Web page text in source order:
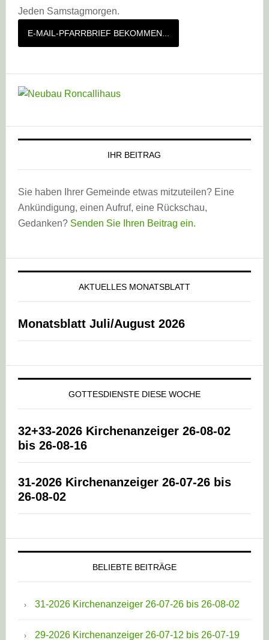
Jeden Samstagmorgen.
E-MAIL-PFARRBRIEF BEKOMMEN...
IHR BEITRAG
Sie haben Ihrer Gemeinde etwas mitzuteilen? Eine
Ankündigung, einen Aufruf, eine Rückschau,
Gedanken? Senden Sie Ihren Beitrag ein.
AKTUELLES MONATSBLATT
Monatsblatt Juli/August 2026
GOTTESDIENSTE DIESE WOCHE
32+33-2026 Kirchenanzeiger 26-08-02
bis 26-08-16
31-2026 Kirchenanzeiger 26-07-26 bis
26-08-02
BELIEBTE BEITRÄGE
31-2026 Kirchenanzeiger 26-07-26 bis 26-08-02
29-2026 Kirchenanzeiger 26-07-12 bis 26-07-19